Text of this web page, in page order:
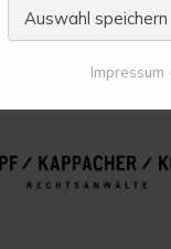
Auswahl speichern
Impressum